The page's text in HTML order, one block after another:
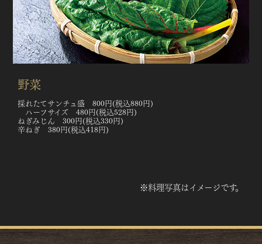
野菜
採れたてサンチュ盛 800円(税込880円)
ハーフサイズ 480円(税込528円)
ねぎみじん 300円(税込330円)
辛ねぎ 380円(税込418円)
※料理写真はイメージです。